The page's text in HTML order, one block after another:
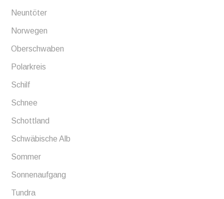
Neuntöter
Norwegen
Oberschwaben
Polarkreis
Schilf
Schnee
Schottland
Schwäbische Alb
Sommer
Sonnenaufgang
Tundra